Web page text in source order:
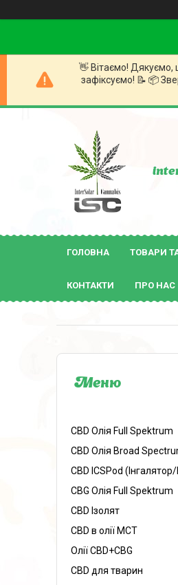
👋 Вітаємо!
зафіксуємо! 📝 📦
ГОЛОВНА ТОВАРИ
КОНТАКТИ ПРО НАС
CBD Олія Full Spektrum
CBD Олія Broad
CBD ICSPod
CBG Олія Full Spektrum
CBD Ізолят
CBD в олії МСТ
Олії CBD+CBG
CBD для тварин